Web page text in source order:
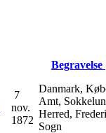
Begravelse
7
nov.
1872
Danmark,
Amt,
Herred,
Sogn